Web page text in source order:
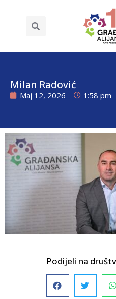
Milan Radović
Maj 12, 2026 1:58 pm
Podijeli na